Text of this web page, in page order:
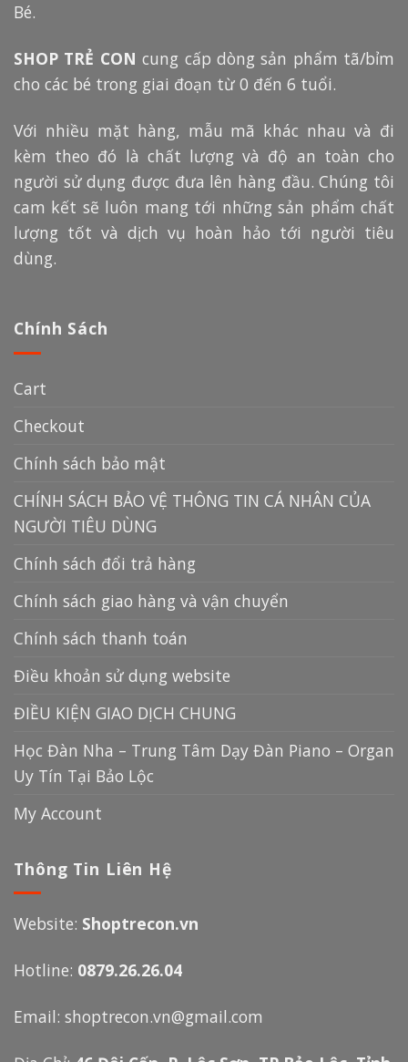
Bé.
SHOP TRẺ CON cung cấp dòng sản phẩm tã/bỉm
cho các bé trong giai đoạn từ 0 đến 6 tuổi.
Với nhiều mặt hàng, mẫu mã khác nhau và đi
kèm theo đó là chất lượng và độ an toàn cho
người sử dụng được đưa lên hàng đầu. Chúng tôi
cam kết sẽ luôn mang tới những sản phẩm chất
lượng tốt và dịch vụ hoàn hảo tới người tiêu
dùng.
Chính Sách
Cart
Checkout
Chính sách bảo mật
CHÍNH SÁCH BẢO VỆ THÔNG TIN CÁ NHÂN CỦA
NGƯỜI TIÊU DÙNG
Chính sách đổi trả hàng
Chính sách giao hàng và vận chuyển
Chính sách thanh toán
Điều khoản sử dụng website
ĐIỀU KIỆN GIAO DỊCH CHUNG
Học Đàn Nha – Trung Tâm Dạy Đàn Piano – Organ
Uy Tín Tại Bảo Lộc
My Account
Thông Tin Liên Hệ
Website: Shoptrecon.vn
Hotline: 0879.26.26.04
Email: shoptrecon.vn@gmail.com